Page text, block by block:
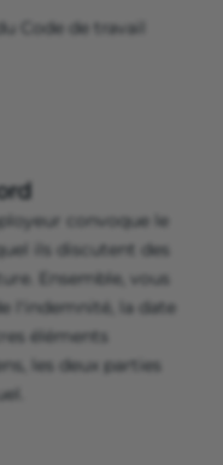
Code de travail
convoque le
ils discutent des
Ensemble, vous
l'indemnité, la date
éléments
les deux parties